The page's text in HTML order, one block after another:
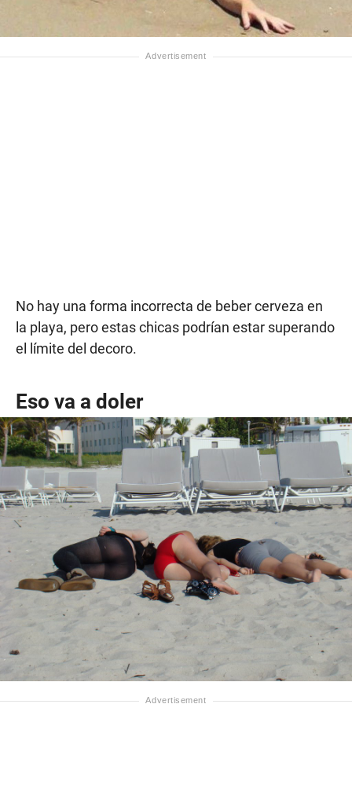
No hay una forma incorrecta de beber cerveza en
la playa, pero estas chicas podrían estar superando
el límite del decoro.
Eso va a doler